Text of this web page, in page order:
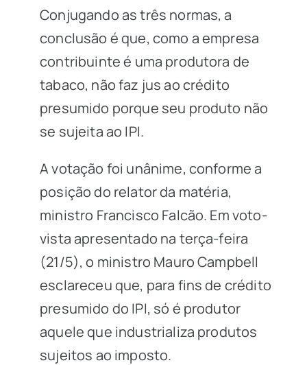
Conjugando as três normas, a
conclusão é que, como a empresa
contribuinte é uma produtora de
tabaco, não faz jus ao crédito
presumido porque seu produto não
se sujeita ao IPI.
A votação foi unânime, conforme a
posição do relator da matéria,
ministro Francisco Falcão. Em voto-
vista apresentado na terça-feira
(21/5), o ministro Mauro Campbell
esclareceu que, para fins de crédito
presumido do IPI, só é produtor
aquele que industrializa produtos
sujeitos ao imposto.